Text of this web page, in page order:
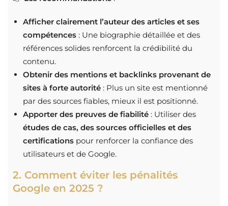
Afficher clairement l’auteur des articles et ses
compétences : Une biographie détaillée et des
références solides renforcent la crédibilité du
contenu.
Obtenir des mentions et backlinks provenant de
sites à forte autorité : Plus un site est mentionné
par des sources fiables, mieux il est positionné.
Apporter des preuves de fiabilité : Utiliser des
études de cas, des sources officielles et des
certifications pour renforcer la confiance des
utilisateurs et de Google.
2. Comment éviter les pénalités
Google en 2025 ?